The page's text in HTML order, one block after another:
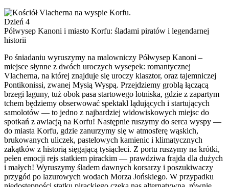
Dzień 4
Półwysep Kanoni i miasto Korfu: śladami piratów i legendarnej
historii
Po śniadaniu wyruszymy na malowniczy Półwysep Kanoni –
miejsce słynne z dwóch uroczych wysepek: romantycznej
Vlacherna, na której znajduje się uroczy klasztor, oraz tajemniczej
Pontikonissi, zwanej Mysią Wyspą. Przejdziemy groblą łączącą
brzegi laguny, tuż obok pasa startowego lotniska, gdzie z zapartym
tchem będziemy obserwować spektakl lądujących i startujących
samolotów — to jedno z najbardziej widowiskowych miejsc do
spotkań z awiacją na Korfu! Następnie ruszymy do serca wyspy —
do miasta Korfu, gdzie zanurzymy się w atmosferę wąskich,
brukowanych uliczek, pastelowych kamienic i klimatycznych
zakątków z historią sięgającą tysiącleci. Z portu ruszymy na krótki,
pełen emocji rejs statkiem pirackim — prawdziwa frajda dla dużych
i małych! Wyruszymy śladem dawnych korsarzy i poszukiwaczy
przygód po lazurowych wodach Morza Jońskiego. W przypadku